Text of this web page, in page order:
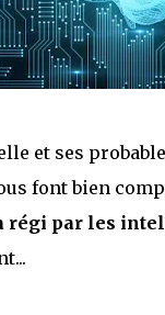
et ses
font bien
régi par les